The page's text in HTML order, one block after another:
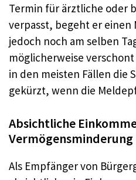
Termin für ärztliche oder
verpasst, begeht er einen
jedoch noch am selben
möglicherweise
in den meisten Fällen die
gekürzt, wenn die
Absichtliche
Vermögensminderung
Als Empfänger von